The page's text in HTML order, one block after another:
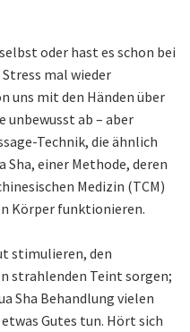
oder hast es schon bei
mal wieder
uns mit den Händen über
unbewusst ab – aber
Technik, die ähnlich
Sha, einer Methode, deren
Medizin (TCM)
Körper funktionieren.
stimulieren, den
strahlenden Teint sorgen;
Sha Behandlung vielen
Gutes tun. Hört sich